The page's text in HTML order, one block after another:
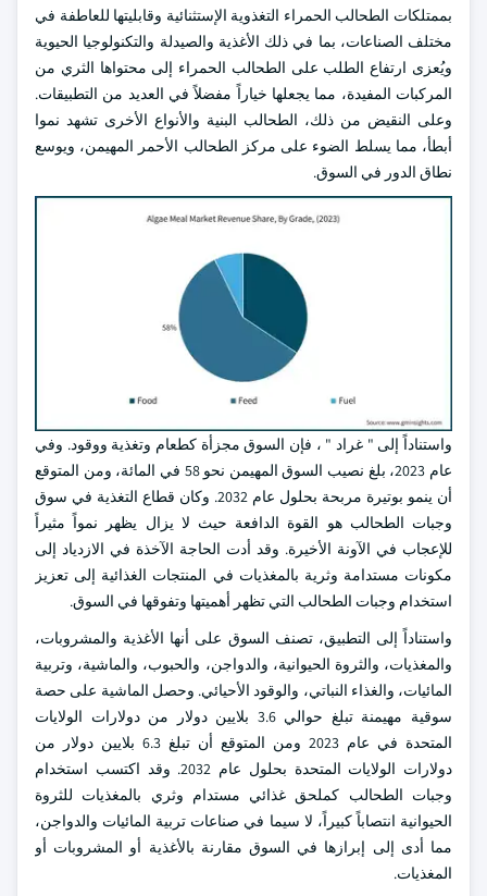
بممتلكات الطحالب الحمراء التغذوية الإستثنائية وقابليتها للعاطفة في
مختلف الصناعات، بما في ذلك الأغذية والصيدلة والتكنولوجيا الحيوية
ويُعزى ارتفاع الطلب على الطحالب الحمراء إلى محتواها الثري من
المركبات المفيدة، مما يجعلها خياراً مفضلاً في العديد من التطبيقات.
وعلى النقيض من ذلك، الطحالب البنية والأنواع الأخرى تشهد نموا
أبطأ، مما يسلط الضوء على مركز الطحالب الأحمر المهيمن، ويوسع
نطاق الدور في السوق.
واستناداً إلى " غراد " ، فإن السوق مجزأة كطعام وتغذية ووقود. وفي
عام 2023، بلغ نصيب السوق المهيمن نحو 58 في المائة، ومن المتوقع
أن ينمو بوتيرة مربحة بحلول عام 2032. وكان قطاع التغذية في سوق
وجبات الطحالب هو القوة الدافعة حيث لا يزال يظهر نمواً مثيراً
للإعجاب في الآونة الأخيرة. وقد أدت الحاجة الآخذة في الازدياد إلى
مكونات مستدامة وثرية بالمغذيات في المنتجات الغذائية إلى تعزيز
استخدام وجبات الطحالب التي تظهر أهميتها وتفوقها في السوق.
واستناداً إلى التطبيق، تصنف السوق على أنها الأغذية والمشروبات،
والمغذيات، والثروة الحيوانية، والدواجن، والحبوب، والماشية، وتربية
المائيات، والغذاء النباتي، والوقود الأحيائي. وحصل الماشية على حصة
سوقية مهيمنة تبلغ حوالي 3.6 بلايين دولار من دولارات الولايات
المتحدة في عام 2023 ومن المتوقع أن تبلغ 6.3 بلايين دولار من
دولارات الولايات المتحدة بحلول عام 2032. وقد اكتسب استخدام
وجبات الطحالب كملحق غذائي مستدام وثري بالمغذيات للثروة
الحيوانية انتصاباً كبيراً، لا سيما في صناعات تربية المائيات والدواجن،
مما أدى إلى إبرازها في السوق مقارنة بالأغذية أو المشروبات أو
المغذيات.